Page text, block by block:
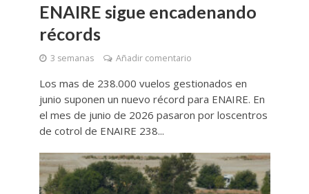
ENAIRE sigue encadenando
récords
3 semanas Añadir comentario
Los mas de 238.000 vuelos gestionados en
junio suponen un nuevo récord para ENAIRE. En
el mes de junio de 2026 pasaron por loscentros
de cotrol de ENAIRE 238...